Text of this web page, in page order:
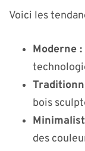
Voici les
Moderne :
bois
des